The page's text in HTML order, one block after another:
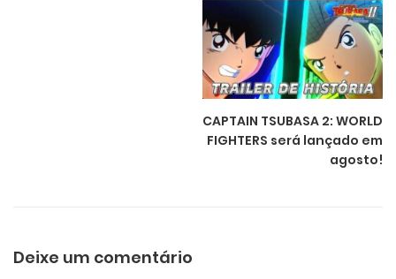
CAPTAIN TSUBASA 2: WORLD
FIGHTERS será lançado em
agosto!
Deixe um comentário